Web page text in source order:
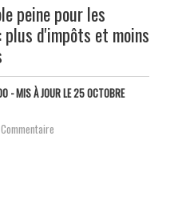
peine pour les
plus d'impôts et moins
- MIS À JOUR LE 25 OCTOBRE